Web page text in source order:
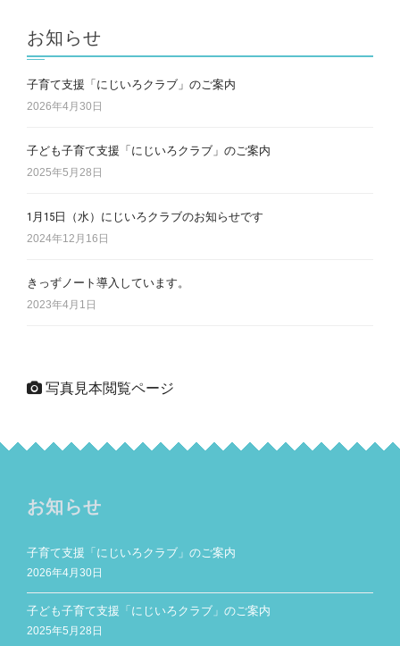
お知らせ
子育て支援「にじいろクラブ」のご案内
2026年4月30日
子ども子育て支援「にじいろクラブ」のご案内
2025年5月28日
1月15日（水）にじいろクラブのお知らせです
2024年12月16日
きっずノート導入しています。
2023年4月1日
写真見本閲覧ページ
お知らせ
子育て支援「にじいろクラブ」のご案内
2026年4月30日
子ども子育て支援「にじいろクラブ」のご案内
2025年5月28日